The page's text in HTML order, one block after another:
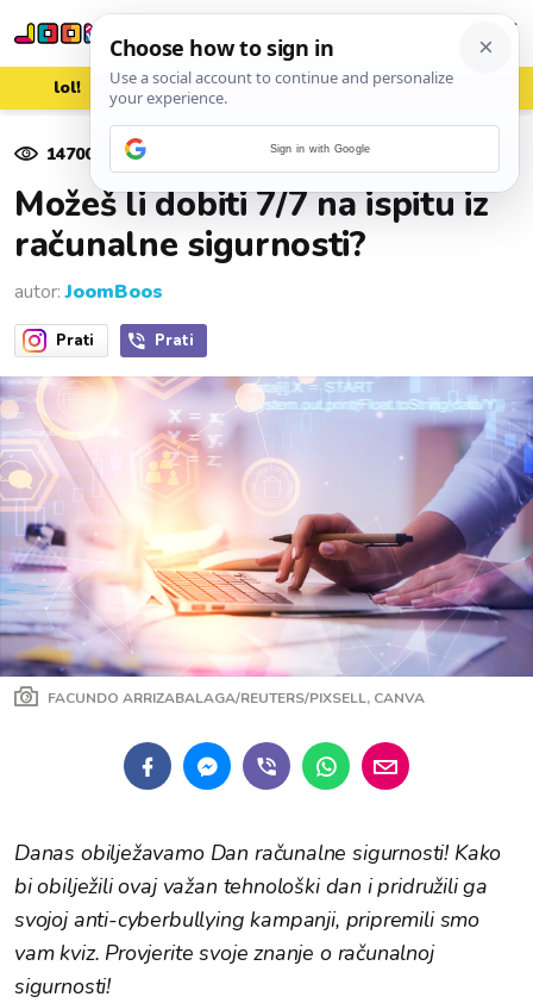
lol! aww vrh! woot?!
14700 pregleda 30. studenoga 2020.
Možeš li dobiti 7/7 na ispitu iz
računalne sigurnosti?
autor:JoomBoos
Prati Prati
FACUNDO ARRIZABALAGA/REUTERS/PIXSELL, CANVA
Danas obilježavamo Dan računalne sigurnosti! Kako
bi obilježili ovaj važan tehnološki dan i pridružili ga
svojoj anti-cyberbullying kampanji, pripremili smo
vam kviz. Provjerite svoje znanje o računalnoj
sigurnosti!
Sign in with Google